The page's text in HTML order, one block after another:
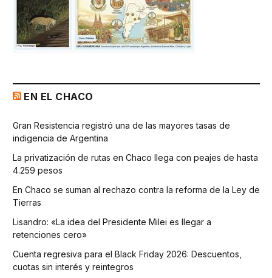
EN EL CHACO
Gran Resistencia registró una de las mayores tasas de
indigencia de Argentina
La privatización de rutas en Chaco llega con peajes de hasta
4.259 pesos
En Chaco se suman al rechazo contra la reforma de la Ley de
Tierras
Lisandro: «La idea del Presidente Milei es llegar a
retenciones cero»
Cuenta regresiva para el Black Friday 2026: Descuentos,
cuotas sin interés y reintegros